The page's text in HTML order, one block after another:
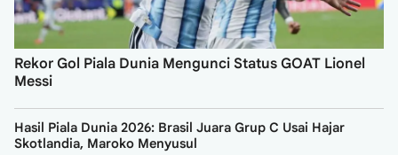
Rekor Gol Piala Dunia Mengunci Status GOAT Lionel
Messi
Hasil Piala Dunia 2026: Brasil Juara Grup C Usai Hajar
Skotlandia, Maroko Menyusul